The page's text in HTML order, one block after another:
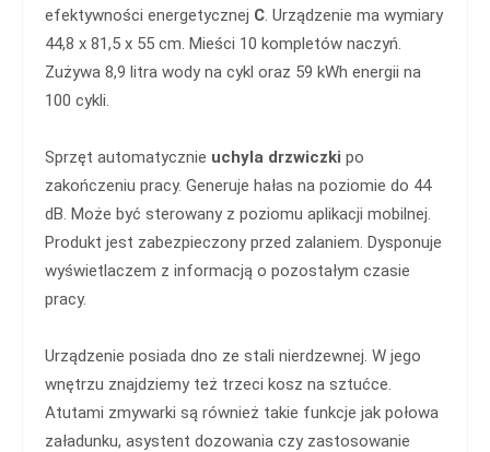
efektywności energetycznej C. Urządzenie ma wymiary
44,8 x 81,5 x 55 cm. Mieści 10 kompletów naczyń.
Zużywa 8,9 litra wody na cykl oraz 59 kWh energii na
100 cykli.
Sprzęt automatycznie uchyla drzwiczki po
zakończeniu pracy. Generuje hałas na poziomie do 44
dB. Może być sterowany z poziomu aplikacji mobilnej.
Produkt jest zabezpieczony przed zalaniem. Dysponuje
wyświetlaczem z informacją o pozostałym czasie
pracy.
Urządzenie posiada dno ze stali nierdzewnej. W jego
wnętrzu znajdziemy też trzeci kosz na sztućce.
Atutami zmywarki są również takie funkcje jak połowa
załadunku, asystent dozowania czy zastosowanie